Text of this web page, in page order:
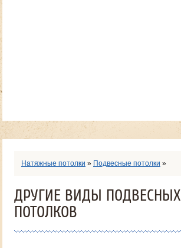
Натяжные потолки » Подвесные потолки »
ДРУГИЕ ВИДЫ ПОДВЕСНЫХ
ПОТОЛКОВ